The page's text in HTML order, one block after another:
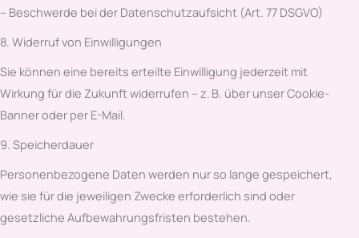
– Beschwerde bei der Datenschutzaufsicht (Art. 77 DSGVO)
8. Widerruf von Einwilligungen
Sie können eine bereits erteilte Einwilligung jederzeit mit
Wirkung für die Zukunft widerrufen – z. B. über unser Cookie-
Banner oder per E-Mail.
9. Speicherdauer
Personenbezogene Daten werden nur so lange gespeichert,
wie sie für die jeweiligen Zwecke erforderlich sind oder
gesetzliche Aufbewahrungsfristen bestehen.